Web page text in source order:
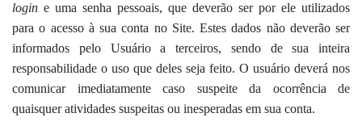
login e uma senha pessoais, que deverão ser por ele utilizados
para o acesso à sua conta no Site. Estes dados não deverão ser
informados pelo Usuário a terceiros, sendo de sua inteira
responsabilidade o uso que deles seja feito. O usuário deverá nos
comunicar imediatamente caso suspeite da ocorrência de
quaisquer atividades suspeitas ou inesperadas em sua conta.